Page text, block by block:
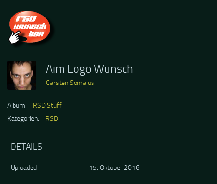
Aim Logo Wunsch
Carsten Somalus
Album:
RSD Stuff
Kategorien:
RSD
DETAILS
Uploaded 15. Oktober 2016